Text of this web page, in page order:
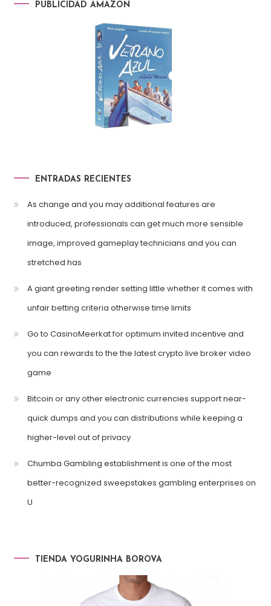
PUBLICIDAD AMAZON
ENTRADAS RECIENTES
As change and you may additional features are
introduced, professionals can get much more sensible
image, improved gameplay technicians and you can
stretched has
A giant greeting render setting little whether it comes with
unfair betting criteria otherwise time limits
Go to CasinoMeerkat for optimum invited incentive and
you can rewards to the the latest crypto live broker video
game
Bitcoin or any other electronic currencies support near-
quick dumps and you can distributions while keeping a
higher-level out of privacy
Chumba Gambling establishment is one of the most
better-recognized sweepstakes gambling enterprises on
U
TIENDA YOGURINHA BOROVA